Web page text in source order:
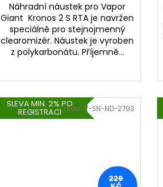
Náhradní náustek pro Vapor
Giant Kronos 2 S RTA je navržen
speciálně pro stejnojmenný
clearomizér. Náustek je vyroben
z polykarbonátu. Příjemně...
SLEVA MIN. 2% PO
REGISTRACI
229
Kód: V-SN-ND-2793